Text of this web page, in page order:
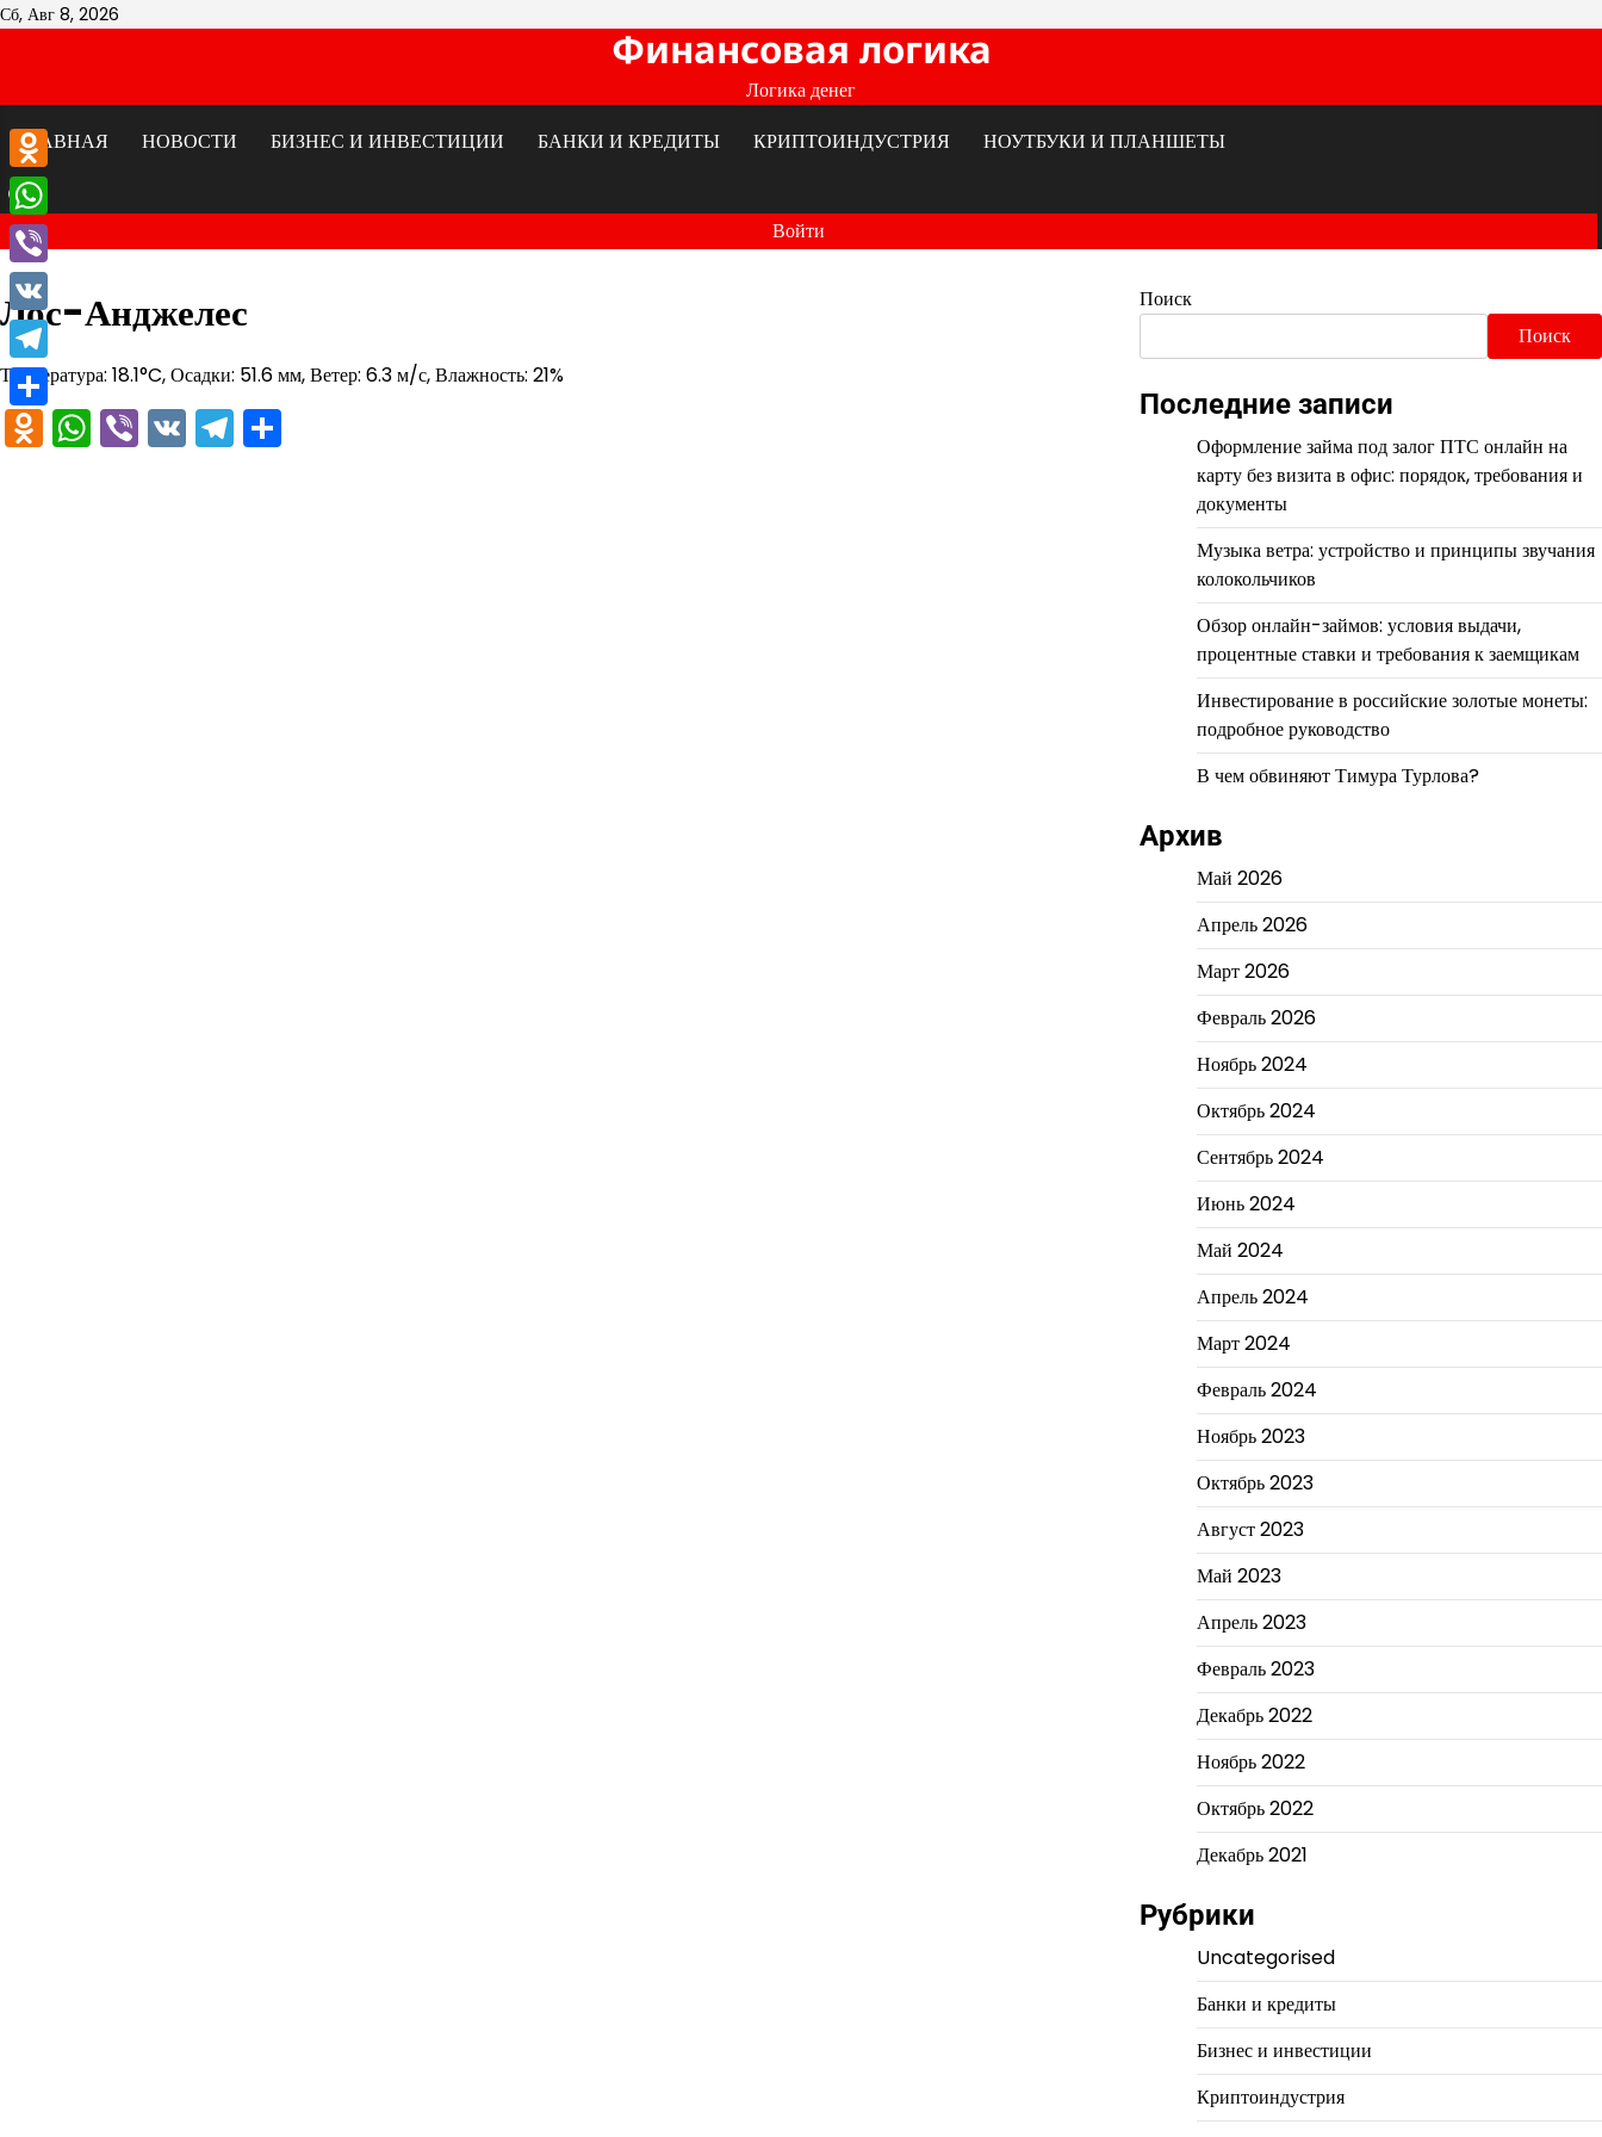
Перейти
Сб, Авг 8, 2026
Финансовая логика
Логика денег
ГЛАВНАЯ
НОВОСТИ БИЗНЕС И ИНВЕСТИЦИИ БАНКИ И КРЕДИТЫ КРИПТОИНДУСТРИЯ НОУТБУКИ И ПЛАНШЕТЫ
Войти
Лос-Анджелес
Температура: 18.1°C, Осадки: 51.6 мм, Ветер: 6.3 м/с, Влажность: 21%
Odnoklassniki
WhatsApp
Viber
VKTelegram
Поиск
Поиск
Последние записи
Оформление займа под залог ПТС онлайн на
карту без визита в офис: порядок, требования и
документы
Музыка ветра: устройство и принципы звучания
колокольчиков
Обзор онлайн-займов: условия выдачи,
процентные ставки и требования к заемщикам
Инвестирование в российские золотые монеты:
подробное руководство
В чем обвиняют Тимура Турлова?
Архив
Май 2026
Апрель 2026
Март 2026
Февраль 2026
Ноябрь 2024
Октябрь 2024
Сентябрь 2024
Июнь 2024
Май 2024
Апрель 2024
Март 2024
Февраль 2024
Ноябрь 2023
Октябрь 2023
Август 2023
Май 2023
Апрель 2023
Февраль 2023
Декабрь 2022
Ноябрь 2022
Октябрь 2022
Декабрь 2021
Рубрики
Uncategorised
Банки и кредиты
Бизнес и инвестиции
Криптоиндустрия
Odnoklassniki
WhatsApp
Viber
VK
Telegram
Отправить